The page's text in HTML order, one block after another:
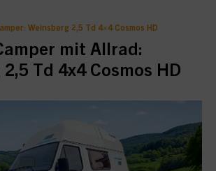
Weinsberg 2,5 Td 4×4 Cosmos HD
mit Allrad:
Td 4x4 Cosmos HD